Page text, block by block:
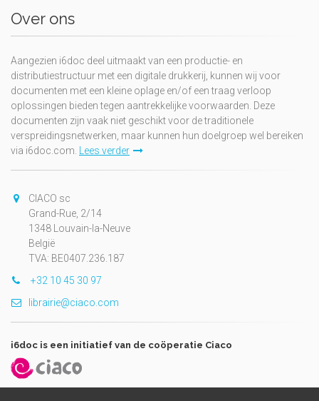
Over ons
Aangezien i6doc deel uitmaakt van een productie- en
distributiestructuur met een digitale drukkerij, kunnen wij voor
documenten met een kleine oplage en/of een traag verloop
oplossingen bieden tegen aantrekkelijke voorwaarden. Deze
documenten zijn vaak niet geschikt voor de traditionele
verspreidingsnetwerken, maar kunnen hun doelgroep wel bereiken
via i6doc.com.
Lees verder
CIACO sc
Grand-Rue, 2/14
1348 Louvain-la-Neuve
België
TVA: BE0407.236.187
+32 10 45 30 97
librairie@ciaco.com
i6doc is een initiatief van de coöperatie Ciaco